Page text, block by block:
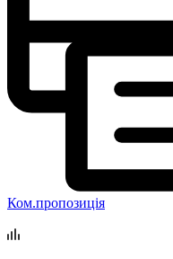
Ком.пропозиція